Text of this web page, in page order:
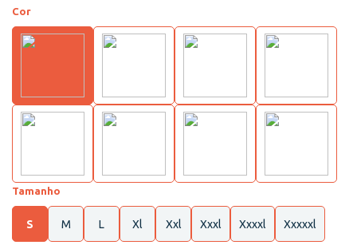
Cor
Tamanho
S M L Xl Xxl Xxxl Xxxxl Xxxxxl